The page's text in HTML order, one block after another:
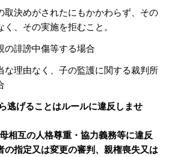
取決めがされたにもかかわらず、その
、その実施を拒むこと。
の誹謗中傷等する場合
な理由なく、子の監護に関する裁判所
げることはルールに違反しませ
互の人格尊重・協力義務等に違反
の指定又は変更の審判、親権喪失又は